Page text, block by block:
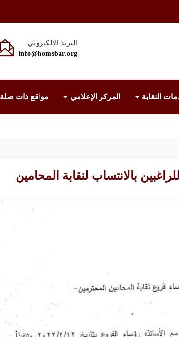
البريد الالكتروني:
info@homsbar.org
النقابة المركز الإعلامي مواقع ذات صلة
بالانتساب لنقابة المحامين